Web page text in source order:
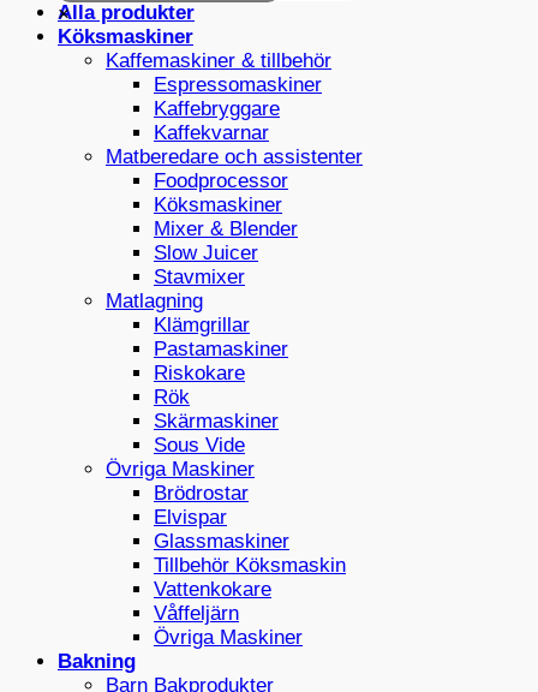
×
Alla produkter
Köksmaskiner
Kaffemaskiner & tillbehör
Espressomaskiner
Kaffebryggare
Kaffekvarnar
Matberedare och assistenter
Foodprocessor
Köksmaskiner
Mixer & Blender
Slow Juicer
Stavmixer
Matlagning
Klämgrillar
Pastamaskiner
Riskokare
Rök
Skärmaskiner
Sous Vide
Övriga Maskiner
Brödrostar
Elvispar
Glassmaskiner
Tillbehör Köksmaskin
Vattenkokare
Våffeljärn
Övriga Maskiner
Bakning
Barn Bakprodukter